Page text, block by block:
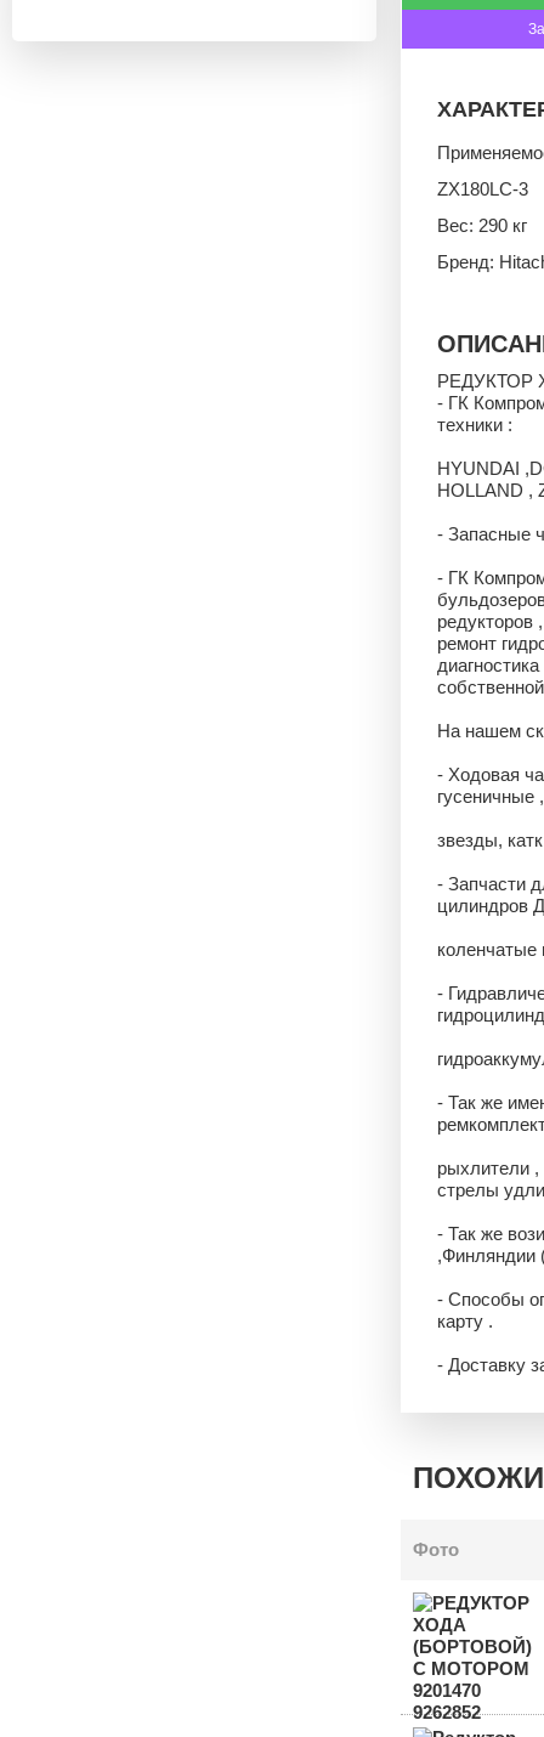
ZX180LC-3
Вес: 290 кг
Бренд:
РЕДУКТОР
- ГК
техники :
HYUNDAI
HOLLAND ,
- Запасные
- ГК
редукторов
ремонт
На нашем
- Ходовая
звезды,
- Запчасти
цилиндров
-
- Так же
рыхлители
стрелы
- Так же
,Финляндии
- Способы
карту .
- Доставку
Фото